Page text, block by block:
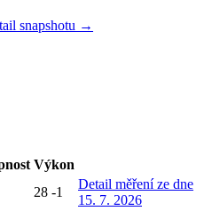
snapshotu →
Výkon
28 -1
Detail měření ze dne
15. 7. 2026